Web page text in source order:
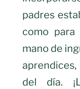
padres
como para
mano de
del día.